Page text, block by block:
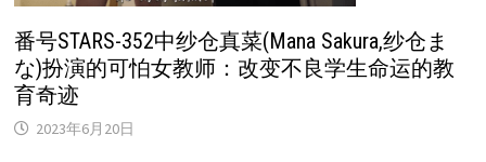
番号STARS-352中纱仓真菜(Mana Sakura,纱仓ま
な)扮演的可怕女教师：改变不良学生命运的教
育奇迹
2023年6月20日